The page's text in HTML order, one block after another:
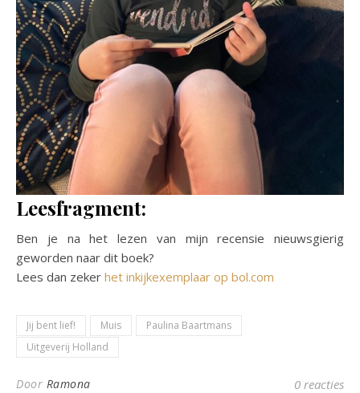
Leesfragment:
Ben je na het lezen van mijn recensie nieuwsgierig
geworden naar dit boek?
Lees dan zeker het inkijkexemplaar op bol.com
Jij bent lief! Muis
Paulina Baartmans
Uitgeverij Holland
Door Ramona 0 reacties